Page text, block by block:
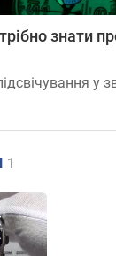
знати
у
1